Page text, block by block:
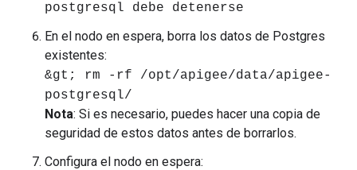
postgresql debe detenerse
En el nodo en espera, borra los datos de Postgres
existentes:
&gt; rm -rf /opt/apigee/data/apigee-
postgresql/
Nota: Si es necesario, puedes hacer una copia de
seguridad de estos datos antes de borrarlos.
Configura el nodo en espera: